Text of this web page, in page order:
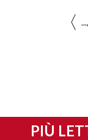
...
PIÙ